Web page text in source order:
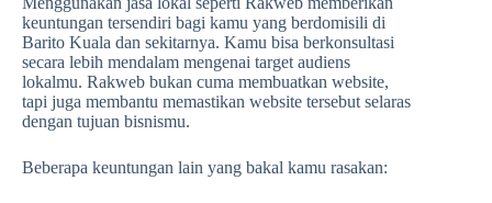
keuntungan tersendiri bagi kamu yang berdomisili di
Barito Kuala dan sekitarnya. Kamu bisa berkonsultasi
secara lebih mendalam mengenai target audiens
lokalmu. Rakweb bukan cuma membuatkan website,
tapi juga membantu memastikan website tersebut selaras
dengan tujuan bisnismu.
Beberapa keuntungan lain yang bakal kamu rasakan: